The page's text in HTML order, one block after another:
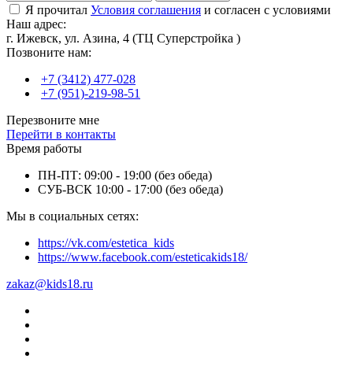
Я прочитал Условия соглашения и согласен с условиями
Наш адрес:
г. Ижевск, ул. Азина, 4 (ТЦ Суперстройка )
Позвоните нам:
+7 (3412) 477-028
+7 (951)-219-98-51
Перезвоните мне
Перейти в контакты
Время работы
ПН-ПТ: 09:00 - 19:00 (без обеда)
СУБ-ВСК 10:00 - 17:00 (без обеда)
Мы в социальных сетях:
https://vk.com/estetica_kids
https://www.facebook.com/esteticakids18/
zakaz@kids18.ru